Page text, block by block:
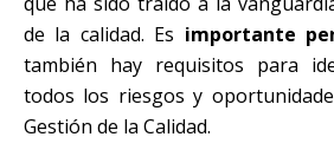
de la calidad. Es importante
también hay requisitos para
todos los riesgos y
Gestión de la Calidad.